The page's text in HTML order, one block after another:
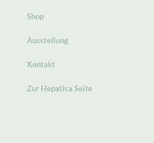
Shop
Ausstellung
Kontakt
Zur Hepatica Seite